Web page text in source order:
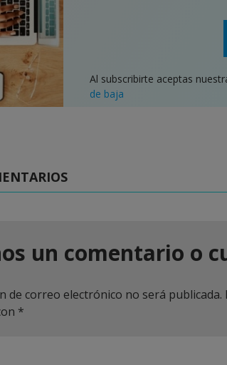
Al subscribirte aceptas
de baja
un comentario o
de correo electrónico no será publicada.
*